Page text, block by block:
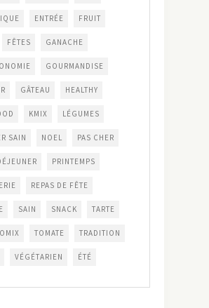
ENTRÉE FRUIT
FÊTES GANACHE
GOURMANDISE
GÂTEAU HEALTHY
KMIX LÉGUMES
SAIN NOEL PAS CHER
PRINTEMPS
REPAS DE FÊTE
SAIN SNACK TARTE
TOMATE TRADITION
VÉGÉTARIEN ÉTÉ